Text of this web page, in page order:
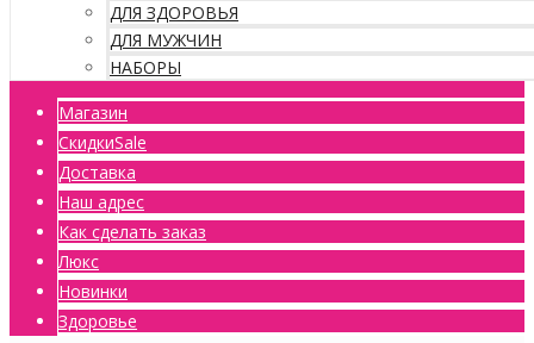
ДЛЯ ЗДОРОВЬЯ
ДЛЯ МУЖЧИН
НАБОРЫ
Магазин
СкидкиSale
Доставка
Наш адрес
Как сделать заказ
Люкс
Новинки
Здоровье